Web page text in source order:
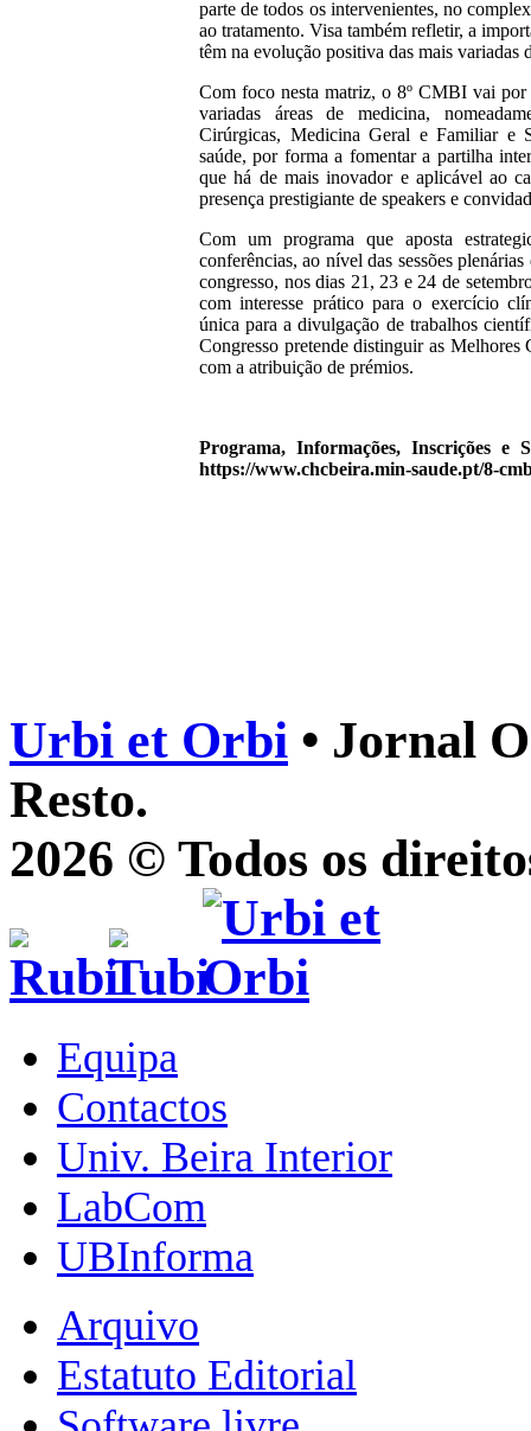
parte de todos os intervenientes, no
ao tratamento. Visa também refletir, a
têm na evolução positiva das mais variadas
Com foco nesta matriz, o 8º CMBI vai por
variadas áreas de medicina,
Cirúrgicas, Medicina Geral e Familiar e
saúde, por forma a fomentar a partilha
que há de mais inovador e aplicável ao
presença prestigiante de speakers e
Com um programa que aposta
conferências, ao nível das sessões
congresso, nos dias 21, 23 e 24 de
com interesse prático para o exercício
única para a divulgação de trabalhos
Congresso pretende distinguir as Melhores
com a atribuição de prémios.
Programa, Informações, Inscrições e
https://www.chcbeira.min-saude.pt/8-
Urbi et Orbi • Jornal
Resto.
2026 © Todos os
Equipa
Contactos
Univ. Beira Interior
LabCom
UBInforma
Arquivo
Estatuto Editorial